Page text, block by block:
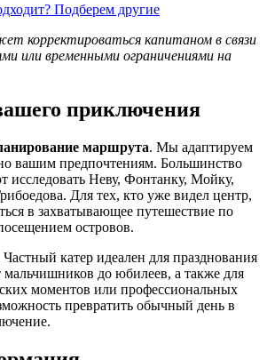
Подберем другие
корректироваться капитаном в связи
или временными ограничениями на
приключения
маршрута. Мы адаптируем
вашим предпочтениям. Большинство
исследовать Неву, Фонтанку, Мойку,
Для тех, кто уже видел центр,
в захватывающее путешествие по
островов.
Частный катер идеален для празднования
до юбилеев, а также для
моментов или профессиональных
превратить обычный день в